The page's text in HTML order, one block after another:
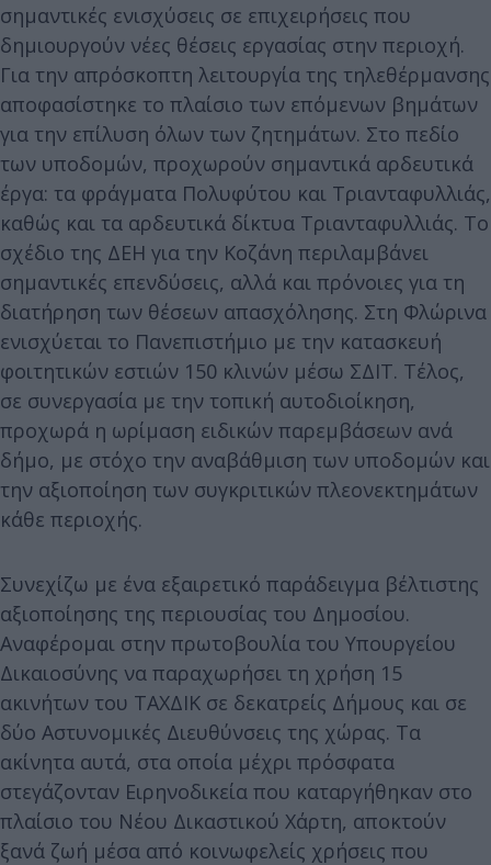
σημαντικές ενισχύσεις σε επιχειρήσεις που
δημιουργούν νέες θέσεις εργασίας στην περιοχή.
Για την απρόσκοπτη λειτουργία της τηλεθέρμανσης
αποφασίστηκε το πλαίσιο των επόμενων βημάτων
για την επίλυση όλων των ζητημάτων. Στο πεδίο
των υποδομών, προχωρούν σημαντικά αρδευτικά
έργα: τα φράγματα Πολυφύτου και Τριανταφυλλιάς,
καθώς και τα αρδευτικά δίκτυα Τριανταφυλλιάς. Το
σχέδιο της ΔΕΗ για την Κοζάνη περιλαμβάνει
σημαντικές επενδύσεις, αλλά και πρόνοιες για τη
διατήρηση των θέσεων απασχόλησης. Στη Φλώρινα
ενισχύεται το Πανεπιστήμιο με την κατασκευή
φοιτητικών εστιών 150 κλινών μέσω ΣΔΙΤ. Τέλος,
σε συνεργασία με την τοπική αυτοδιοίκηση,
προχωρά η ωρίμαση ειδικών παρεμβάσεων ανά
δήμο, με στόχο την αναβάθμιση των υποδομών και
την αξιοποίηση των συγκριτικών πλεονεκτημάτων
κάθε περιοχής.
Συνεχίζω με ένα εξαιρετικό παράδειγμα βέλτιστης
αξιοποίησης της περιουσίας του Δημοσίου.
Αναφέρομαι στην πρωτοβουλία του Υπουργείου
Δικαιοσύνης να παραχωρήσει τη χρήση 15
ακινήτων του ΤΑΧΔΙΚ σε δεκατρείς Δήμους και σε
δύο Αστυνομικές Διευθύνσεις της χώρας. Τα
ακίνητα αυτά, στα οποία μέχρι πρόσφατα
στεγάζονταν Ειρηνοδικεία που καταργήθηκαν στο
πλαίσιο του Νέου Δικαστικού Χάρτη, αποκτούν
ξανά ζωή μέσα από κοινωφελείς χρήσεις που